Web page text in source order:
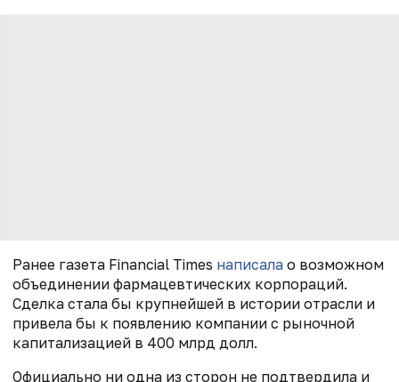
Ранее газета Financial Times написала о возможном
объединении фармацевтических корпораций.
Сделка стала бы крупнейшей в истории отрасли и
привела бы к появлению компании с рыночной
капитализацией в 400 млрд долл.
Официально ни одна из сторон не подтвердила и